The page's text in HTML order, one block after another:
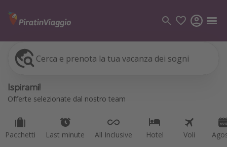
Cerca e prenota la tua vacanza dei sogni
Ispirami!
Offerte selezionate dal nostro team
Pacchetti Last minute All Inclusive Hotel Voli
Pacchetti
Voli
Vacanze